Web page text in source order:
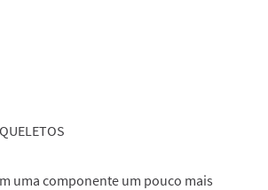
uma componente um pouco mais